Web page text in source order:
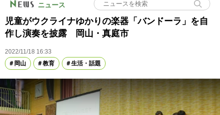
ニュース
児童がウクライナゆかりの楽器「バンドーラ」を自
作し演奏を披露 岡山・真庭市
2022/11/18 16:33
岡山
教育 生活・話題